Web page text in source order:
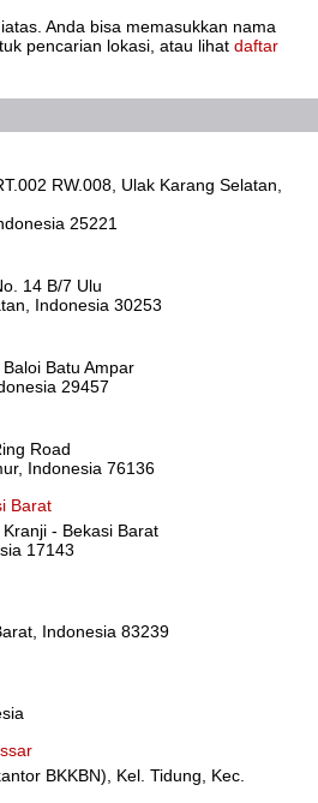
Anda bisa memasukkan nama
pencarian lokasi, atau lihat daftar
RW.008, Ulak Karang Selatan,
25221
14 B/7 Ulu
Indonesia 30253
Batu Ampar
29457
Road
Indonesia 76136
Barat
- Bekasi Barat
17143
Indonesia 83239
BKKBN), Kel. Tidung, Kec.